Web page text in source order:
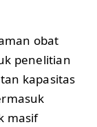
obat
penelitian
kapasitas
masif